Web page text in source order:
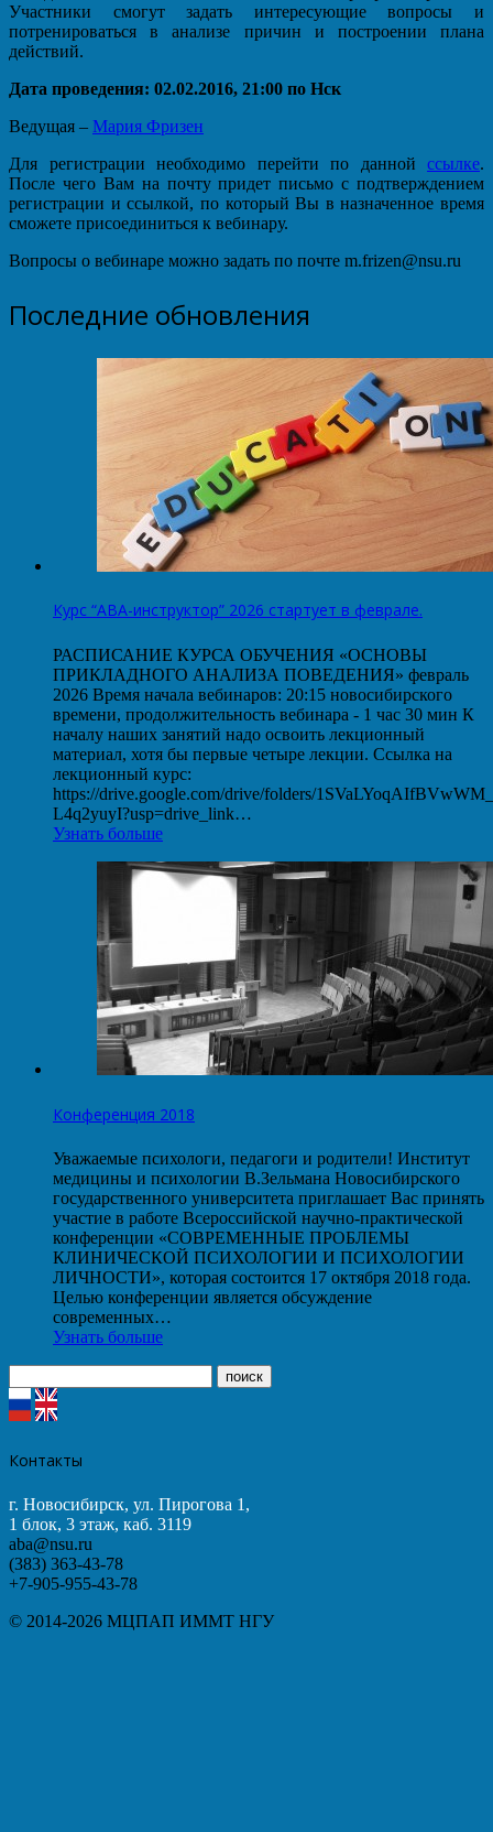
Участники смогут задать интересующие вопросы и
потренироваться в анализе причин и построении плана
действий.
Дата проведения: 02.02.2016, 21:00 по Нск
Ведущая – Мария Фризен
Для регистрации необходимо перейти по данной ссылке.
После чего Вам на почту придет письмо с подтверждением
регистрации и ссылкой, по который Вы в назначенное время
сможете присоединиться к вебинару.
Вопросы о вебинаре можно задать по почте m.frizen@nsu.ru
Последние обновления
Курс “АВА-инструктор” 2026 стартует в феврале.
РАСПИСАНИЕ КУРСА ОБУЧЕНИЯ «ОСНОВЫ
ПРИКЛАДНОГО АНАЛИЗА ПОВЕДЕНИЯ» февраль
2026 Время начала вебинаров: 20:15 новосибирского
времени, продолжительность вебинара - 1 час 30 мин К
началу наших занятий надо освоить лекционный
материал, хотя бы первые четыре лекции. Ссылка на
лекционный курс:
https://drive.google.com/drive/folders/
L4q2yuyI?usp=drive_link…
Узнать больше
Конференция 2018
Уважаемые психологи, педагоги и родители! Институт
медицины и психологии В.Зельмана Новосибирского
государственного университета приглашает Вас принять
участие в работе Всероссийской научно-практической
конференции «СОВРЕМЕННЫЕ ПРОБЛЕМЫ
КЛИНИЧЕСКОЙ ПСИХОЛОГИИ И ПСИХОЛОГИИ
ЛИЧНОСТИ», которая состоится 17 октября 2018 года.
Целью конференции является обсуждение
современных…
Узнать больше
Контакты
г. Новосибирск, ул. Пирогова 1,
1 блок, 3 этаж, каб. 3119
aba@nsu.ru
(383) 363-43-78
+7-905-955-43-78
© 2014-2026 МЦПАП ИММТ НГУ